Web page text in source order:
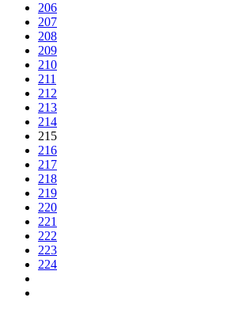
206
207
208
209
210
211
212
213
214
215
216
217
218
219
220
221
222
223
224